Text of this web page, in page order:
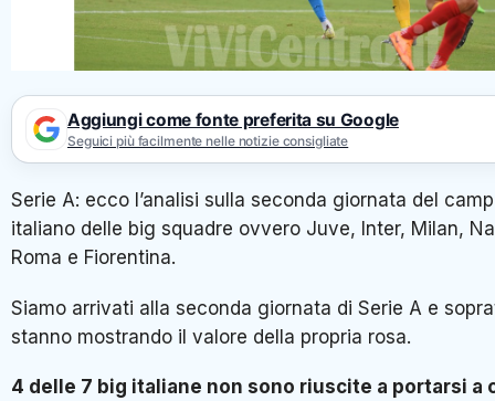
Aggiungi come fonte preferita su Google
Seguici più facilmente nelle notizie consigliate
Serie A: ecco l’analisi sulla seconda giornata del
italiano delle big squadre ovvero Juve, Inter, Milan,
Roma e Fiorentina.
Siamo arrivati alla seconda giornata di Serie A e
stanno mostrando il valore della propria rosa.
4 delle 7 big italiane non sono riuscite a portarsi a